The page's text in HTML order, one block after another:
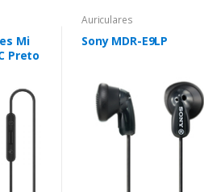
Mi
Preto
Auriculares
Sony MDR-E9LP